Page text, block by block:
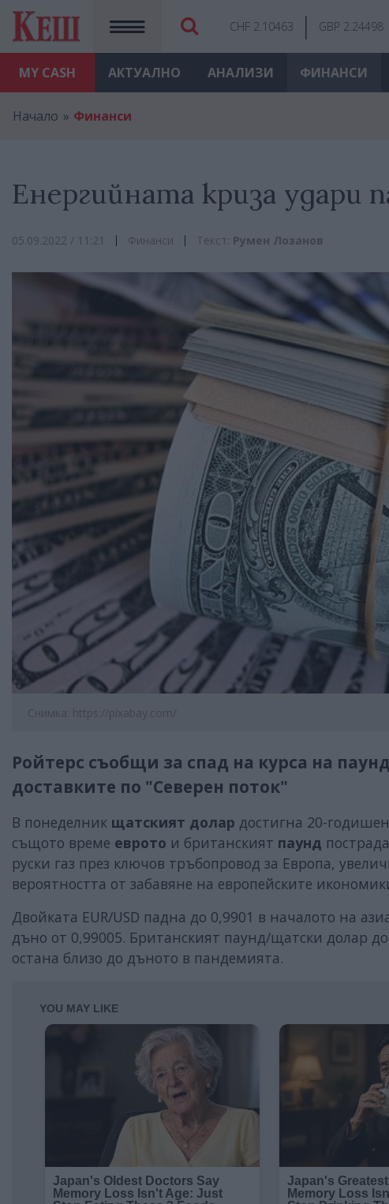
MY CASH
CHF 2.10463 GBP 2.24498
АКТУАЛНО АНАЛИЗИ ФИНАНСИ
Начало Финанси
Енергийната криза удари
05.09.2022 / 11:21 Финанси Текст: Румен Лозанов
Снимка: https://pixabay.com/
Ройтерс съобщи за спад на курса на
доставките по "Северен поток"
В понеделник щатският долар достигна 20-
същото време еврото и британският паунд
руски газ през ключов тръбопровод за Европа,
вероятността от забавяне на европейските
Двойката EUR/USD падна до 0,9901 в началото на
дъно от 0,99005. Британският паунд/щатски долар
остана близо до дъното в пандемията.